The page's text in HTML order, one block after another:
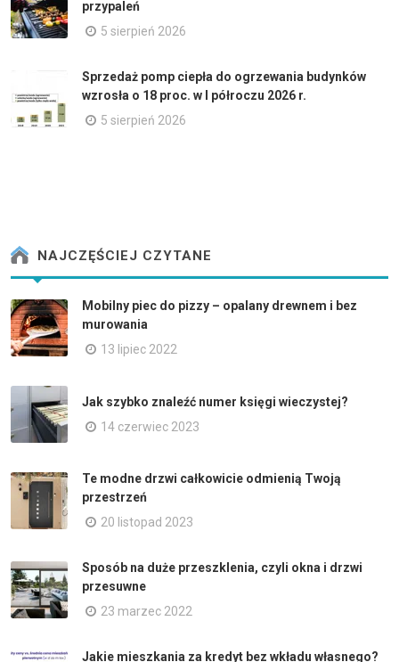
przypaleń
5 sierpień 2026
Sprzedaż pomp ciepła do ogrzewania budynków
wzrosła o 18 proc. w I półroczu 2026 r.
5 sierpień 2026
NAJCZĘŚCIEJ CZYTANE
Mobilny piec do pizzy – opalany drewnem i bez
murowania
13 lipiec 2022
Jak szybko znaleźć numer księgi wieczystej?
14 czerwiec 2023
Te modne drzwi całkowicie odmienią Twoją
przestrzeń
20 listopad 2023
Sposób na duże przeszklenia, czyli okna i drzwi
przesuwne
23 marzec 2022
Jakie mieszkania za kredyt bez wkładu własnego?